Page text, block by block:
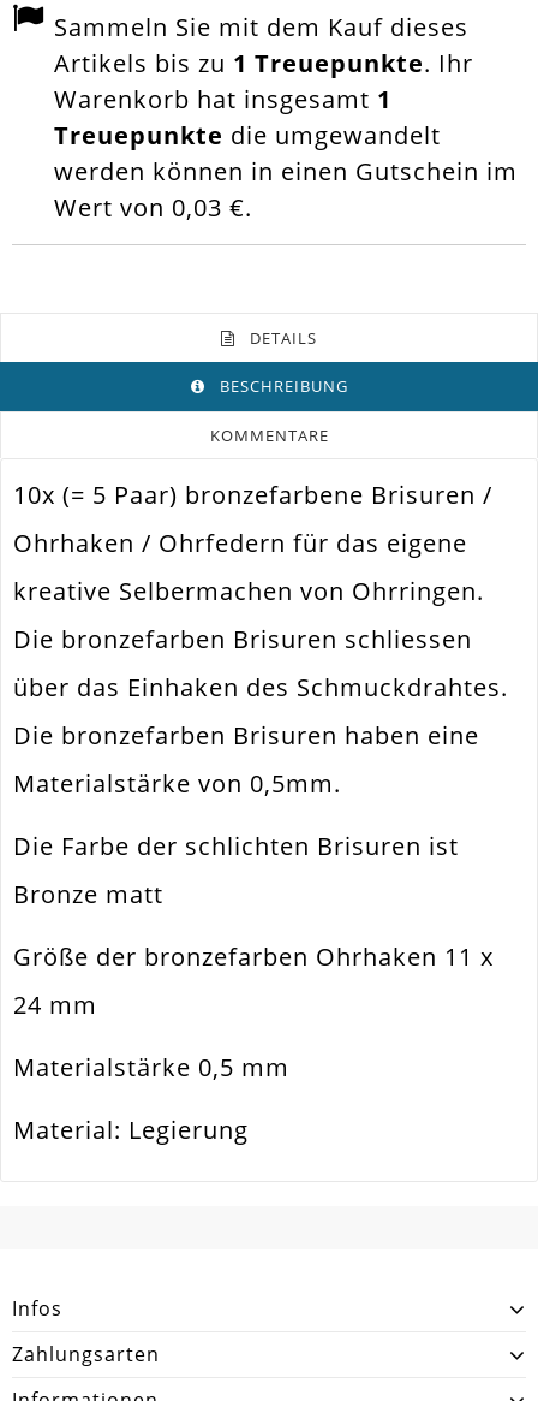
Sammeln Sie mit dem Kauf dieses
Artikels bis zu 1 Treuepunkte. Ihr
Warenkorb hat insgesamt 1
Treuepunkte die umgewandelt
werden können in einen Gutschein im
Wert von 0,03 €.
DETAILS
BESCHREIBUNG
KOMMENTARE
Farbe Bronze
Funktion Ohrring
Spezifikation Brisur / Klappbrisur
Verwendung Ohrhänger
Größe Außen 11x24mm
Materialstärke 0.7mm
Material Metall Legierung
10x (= 5 Paar) bronzefarbene Brisuren /
Ohrhaken / Ohrfedern für das eigene
kreative Selbermachen von Ohrringen.
Die bronzefarben Brisuren schliessen
über das Einhaken des Schmuckdrahtes.
Die bronzefarben Brisuren haben eine
Materialstärke von 0,5mm.
Die Farbe der schlichten Brisuren ist
Bronze matt
Größe der bronzefarben Ohrhaken 11 x
24 mm
Materialstärke 0,5 mm
Material: Legierung
Infos
Zahlungsarten